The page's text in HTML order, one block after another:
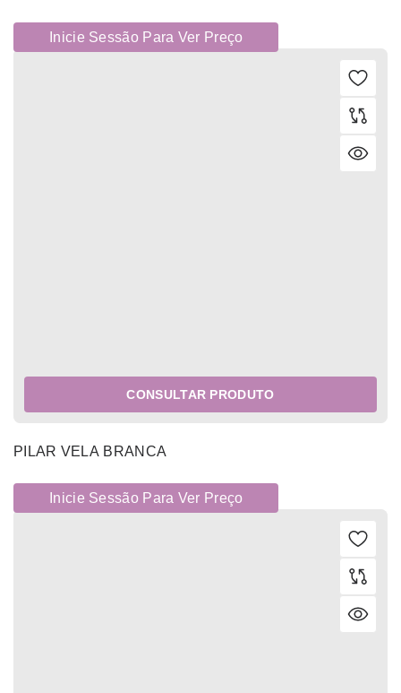
Inicie Sessão Para Ver Preço
CONSULTAR PRODUTO
PILAR VELA BRANCA
Inicie Sessão Para Ver Preço